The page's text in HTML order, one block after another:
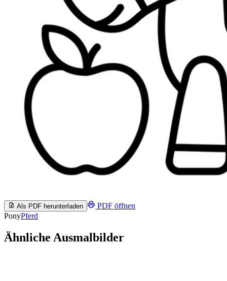
Als PDF herunterladen
PDF öffnen
PonyPferd
Ähnliche Ausmalbilder